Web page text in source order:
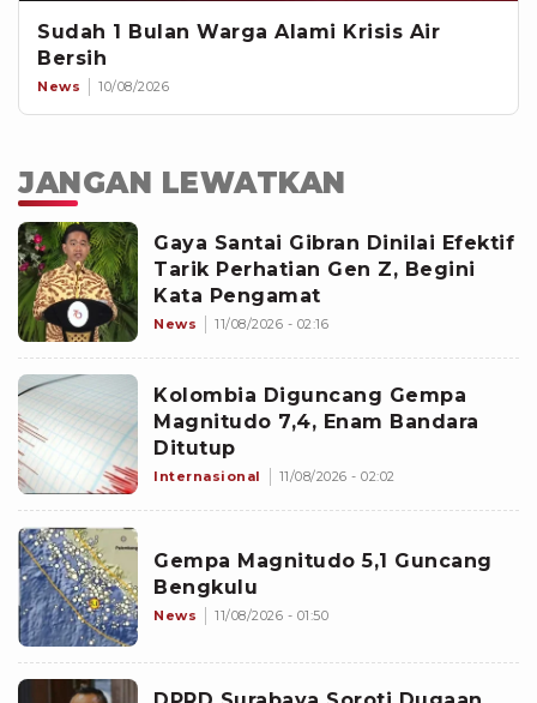
Sudah 1 Bulan Warga Alami Krisis Air
Bersih
News 10/08/2026
JANGAN LEWATKAN
Gaya Santai Gibran Dinilai Efektif
Tarik Perhatian Gen Z, Begini
Kata Pengamat
News 11/08/2026 - 02:16
Kolombia Diguncang Gempa
Magnitudo 7,4, Enam Bandara
Ditutup
Internasional 11/08/2026 - 02:02
Gempa Magnitudo 5,1 Guncang
Bengkulu
News 11/08/2026 - 01:50